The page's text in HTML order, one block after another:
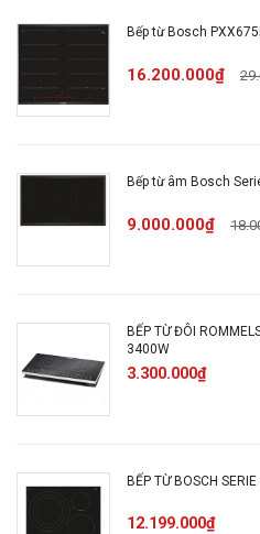
Cấp độ nhiệt
Kích thước
Độ sâu thiết bị
so với bàn đá
Bếp từ Bosch
16.200.000₫
Bếp từ âm Bosch
9.000.000₫
BẾP TỪ ĐÔI
3400W
3.300.000₫
BẾP TỪ BOSCH
12.199.000₫